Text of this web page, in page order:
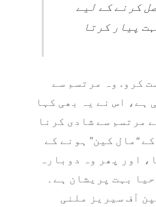
کرنے کے لیے
پیار کرتا
کرو. وہ مرتسم سے
ہے، اس نے یہ بھی کہا
مرتسم سے شادی کرنا
“مال کین” ہونے کے
اور پھر وہ دوبارہ
بہت پریشان ہے۔
آف سیریز ملنی